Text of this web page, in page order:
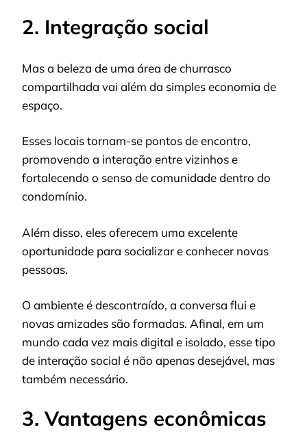
2. Integração social
Mas a beleza de uma área de churrasco
compartilhada vai além da simples economia de
espaço.
Esses locais tornam-se pontos de encontro,
promovendo a interação entre vizinhos e
fortalecendo o senso de comunidade dentro do
condomínio.
Além disso, eles oferecem uma excelente
oportunidade para socializar e conhecer novas
pessoas.
O ambiente é descontraído, a conversa flui e
novas amizades são formadas. Afinal, em um
mundo cada vez mais digital e isolado, esse tipo
de interação social é não apenas desejável, mas
também necessário.
3. Vantagens econômicas